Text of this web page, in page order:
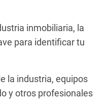
inmobiliaria, la
para identificar tu
la industria, equipos
y otros profesionales